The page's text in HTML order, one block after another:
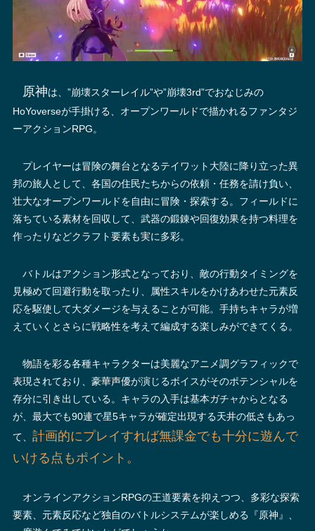
原神は、”崩壊スターレイル”や”崩壊3rd”でおなじみの
HoYoverseが手掛ける、オープンワールドで描かれるファンタジ
ーアクションRPG。
プレイヤーは冒険の舞台となるテイワット大陸に降り立った異
邦の旅人として、各国の住民たちからの依頼・任務を請け負い、
壮大なオープンワールドを自由に冒険・探索する。フィールドに
落ちている素材を回収して、武器の鍛錬や回復効果を持つ料理を
作ったりなどクラフト要素も実に多彩。
バトルはアクション形式となっており、敵の行動タイミングを
見極めて回避行動を取ったり、属性スキルをかけあわせた元素反
応を駆使して大ダメージを与えることが可能。手持ちキャラが増
えていくとさらに戦略性を考えて編成する楽しみができてくる。
物語を彩る各種キャラクターは美麗なアニメ調グラフィックで
表現されており、豪華声優が演じるボイスがそのポテンシャルを
存分に引き出している。キャラの入手は基本ガチャからとなる
が、最大でも90連で星5キャラが確定出現する天井の低さもあっ
て、 計画的にプレイすれば無課金でも十分に遊んで
いける点もポイント。
オンラインアクションRPGの王道要素を抑えつつ、多彩な探索
要素、元素反応など独自のバトルシステムが楽しめる『原神』、